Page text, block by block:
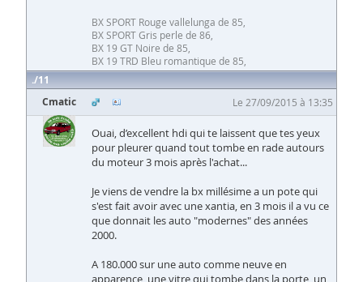
BX SPORT Rouge vallelunga de 85,
BX SPORT Gris perle de 86,
BX 19 GT Noire de 85,
BX 19 TRD Bleu romantique de 85,
11
Cmatic
Le 27/09/2015 à 13:35
Ouai, d’excellent hdi qui te laissent que tes yeux
pour pleurer quand tout tombe en rade autours
du moteur 3 mois après l'achat...
Je viens de vendre la bx millésime a un pote qui
s'est fait avoir avec une xantia, en 3 mois il a vu ce
que donnait les auto "modernes" des années
2000.
A 180.000 sur une auto comme neuve en
apparence, une vitre qui tombe dans la porte, un